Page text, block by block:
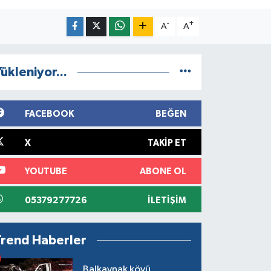
A- A+
FACEBOOK BEĞEN
X TAKIP ET
YOUTUBE ABONE OL
05379277726 İLETIŞIM
Haberler